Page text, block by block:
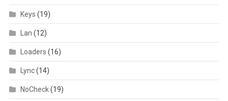
Keys (19)
Lan (12)
Loaders (16)
Lync(14)
NoCheck(19)